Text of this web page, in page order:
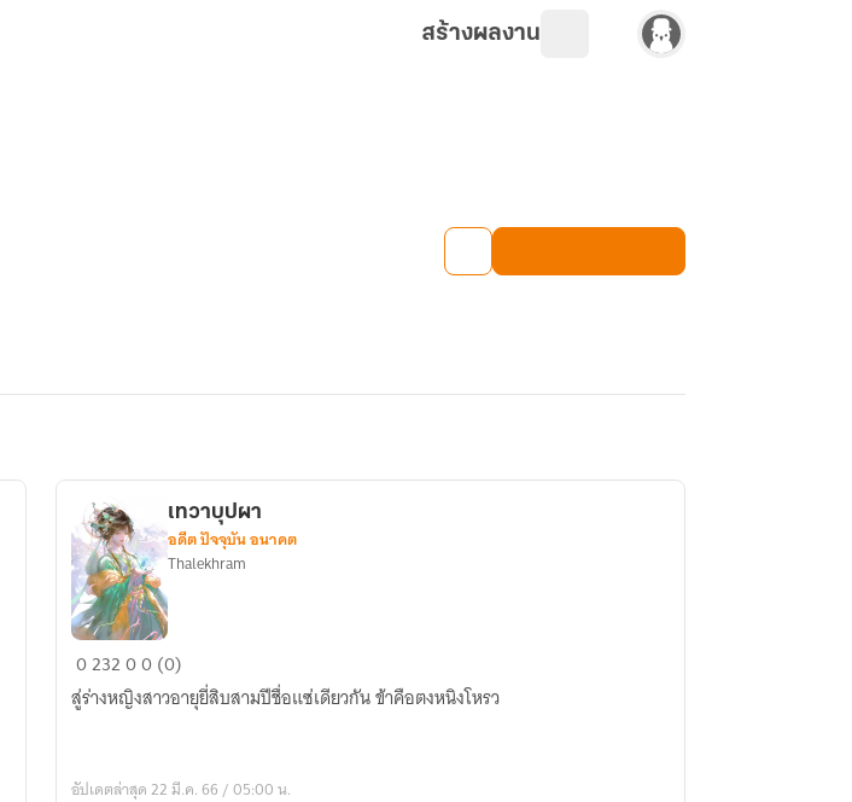
สร้างผลงาน
เท
วา
บุปผา
เทวาบุปผา
อดีต ปัจจุบัน อนาคต
Thalekhram
023200 (0)
สู่ร่างหญิงสาวอายุยี่สิบสามปีชื่อแซ่เดียวกัน ข้าคือตงหนิงโหรว
อัปเดตล่าสุด 22 มี.ค. 66 / 05:00 น.